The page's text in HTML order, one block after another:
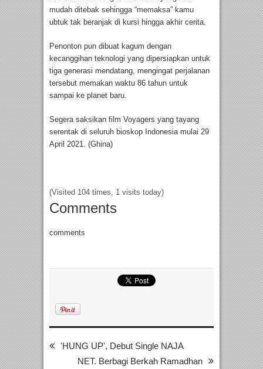
mudah ditebak sehingga “memaksa” kamu
ubtuk tak beranjak di kursi hingga akhir cerita.
Penonton pun dibuat kagum dengan
kecanggihan teknologi yang dipersiapkan untuk
tiga generasi mendatang, mengingat perjalanan
tersebut memakan waktu 86 tahun untuk
sampai ke planet baru.
Segera saksikan film Voyagers yang tayang
serentak di seluruh bioskop Indonesia mulai 29
April 2021. (Ghina)
(Visited 104 times, 1 visits today)
Comments
comments
'HUNG UP', Debut Single NAJA
NET. Berbagi Berkah Ramadhan